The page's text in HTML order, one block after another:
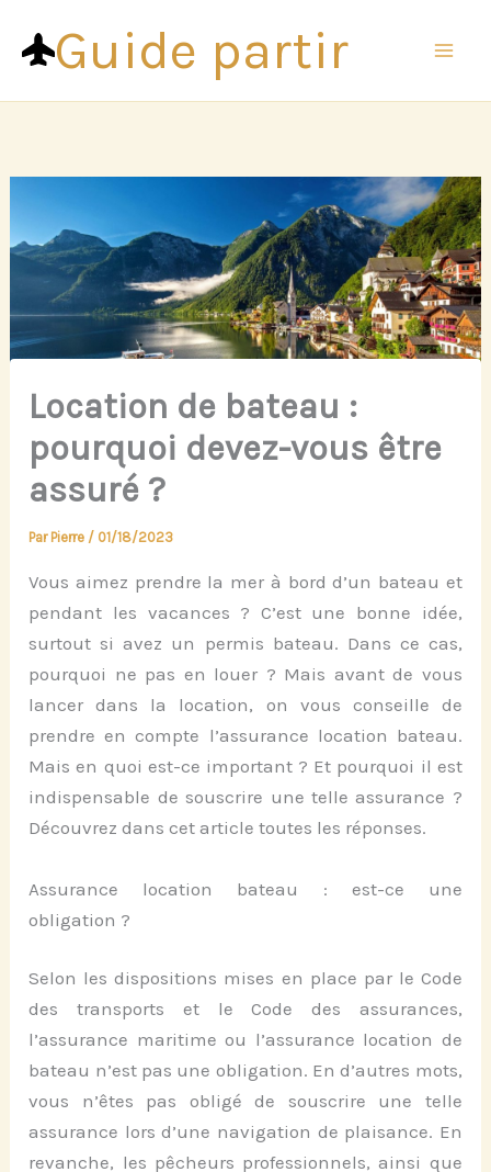
contenuGuide partir
Location de bateau :
pourquoi devez-vous être
assuré ?
Par Pierre / 01/18/2023
Vous aimez prendre la mer à bord d’un bateau et
pendant les vacances ? C’est une bonne idée,
surtout si avez un permis bateau. Dans ce cas,
pourquoi ne pas en louer ? Mais avant de vous
lancer dans la location, on vous conseille de
prendre en compte l’assurance location bateau.
Mais en quoi est-ce important ? Et pourquoi il est
indispensable de souscrire une telle assurance ?
Découvrez dans cet article toutes les réponses.
Assurance location bateau : est-ce une
obligation ?
Selon les dispositions mises en place par le Code
des transports et le Code des assurances,
l’assurance maritime ou l’assurance location de
bateau n’est pas une obligation. En d’autres mots,
vous n’êtes pas obligé de souscrire une telle
assurance lors d’une navigation de plaisance. En
revanche, les pêcheurs professionnels, ainsi que